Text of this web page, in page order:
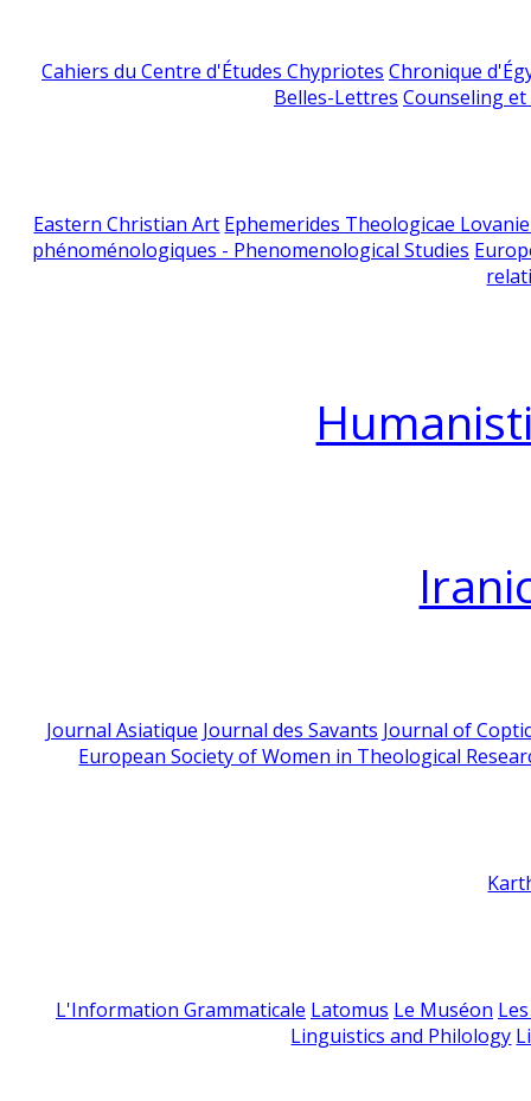
Cahiers du Centre d'Études Chypriotes Chronique
Belles-Lettres Counseling
Eastern Christian Art Ephemerides Theologicae
phénoménologiques - Phenomenological Studies
Journal Asiatique Journal des Savants Journal of
European Society of Women in Theological
L'Information Grammaticale Latomus Le Muséon
Linguistics and Philology